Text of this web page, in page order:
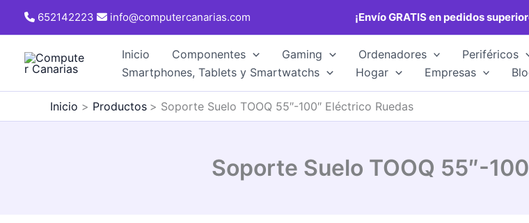
652142223 info@computercanarias.com ¡Envío GRATIS en pedidos
Inicio Componentes Gaming Ordenadores Periféricos
Smartphones, Tablets y Smartwatchs
Hogar Empresas
Inicio Productos Soporte Suelo TOOQ 55″-100″ Eléctrico Ruedas
Soporte Suelo TOOQ 55″-